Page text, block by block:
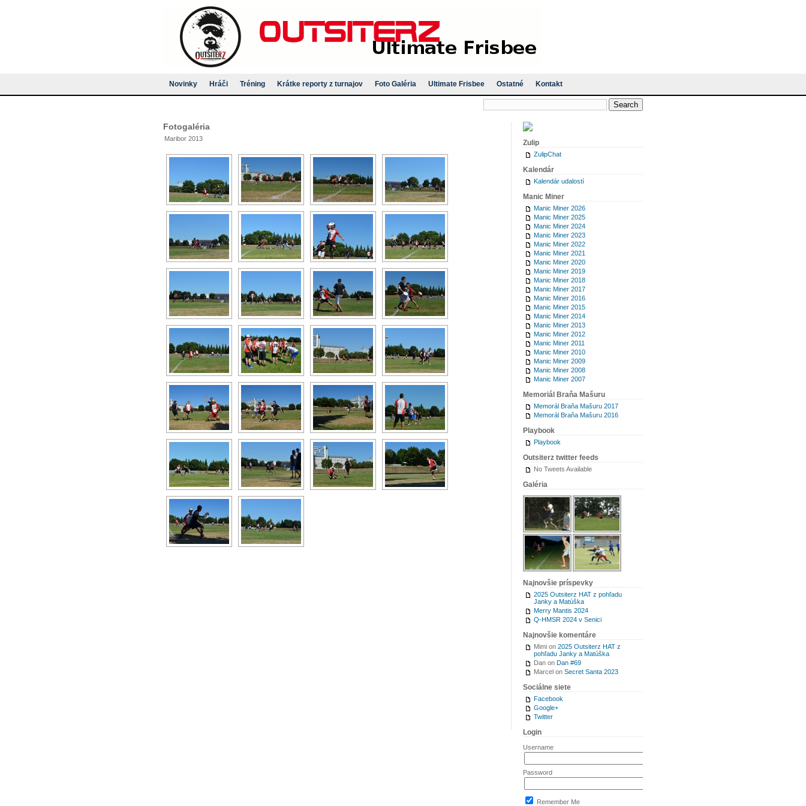
Novinky Hráči Tréning Krátke reporty z turnajov Foto Galéria Ultimate Frisbee Ostatné Kontakt
Fotogaléria
Maribor 2013
Zulip
ZulipChat
Kalendár
Kalendár udalostí
Manic Miner
Manic Miner 2026
Manic Miner 2025
Manic Miner 2024
Manic Miner 2023
Manic Miner 2022
Manic Miner 2021
Manic Miner 2020
Manic Miner 2019
Manic Miner 2018
Manic Miner 2017
Manic Miner 2016
Manic Miner 2015
Manic Miner 2014
Manic Miner 2013
Manic Miner 2012
Manic Miner 2011
Manic Miner 2010
Manic Miner 2009
Manic Miner 2008
Manic Miner 2007
Memoriál Braňa Mašuru
Memorál Braňa Mašuru 2017
Memorál Braňa Mašuru 2016
Playbook
Playbook
Outsiterz twitter feeds
No Tweets Available
Galéria
Najnovšie príspevky
2025 Outsiterz HAT z pohľadu
Janky a Matúška
Merry Mantis 2024
Q-HMSR 2024 v Senici
Najnovšie komentáre
Mimi on 2025 Outsiterz HAT z
pohľadu Janky a Matúška
Dan on Dan #69
Marcel on Secret Santa 2023
Sociálne siete
Facebook
Google+
Twitter
Login
Username
Password
Remember Me